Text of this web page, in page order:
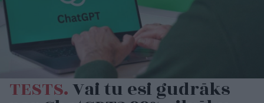
TESTS.Vai tu esi gudrāks